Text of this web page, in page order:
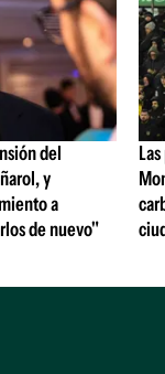
del
y
a
de nuevo"